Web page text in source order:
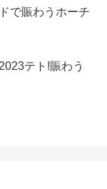
で賑わうホーチ
テト!賑わう